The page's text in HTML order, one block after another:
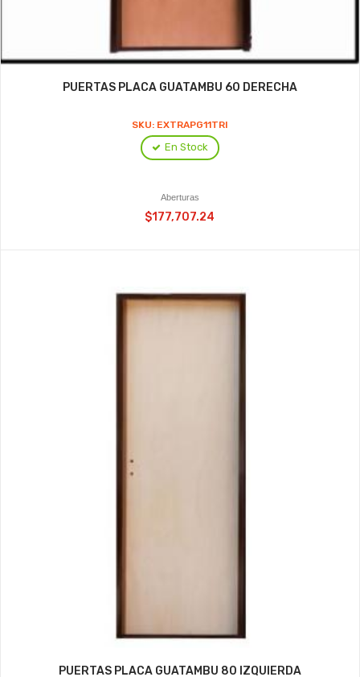
PUERTAS PLACA GUATAMBU 60 DERECHA
SKU: EXTRAPG11TRI
En Stock
Aberturas
$177,707.24
PUERTAS PLACA GUATAMBU 80 IZQUIERDA